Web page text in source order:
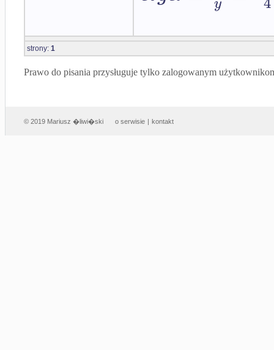
strony: 1
Prawo do pisania przysługuje tylko zalogowanym
© 2019 Mariusz �liwi�ski o serwisie | kontakt